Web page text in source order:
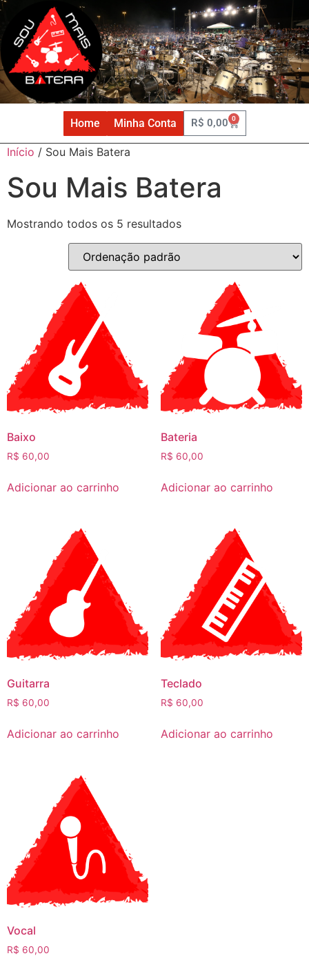
Home Minha Conta R$ 0,00 0
Início / Sou Mais Batera
Sou Mais Batera
Mostrando todos os 5 resultados
Baixo
R$ 60,00
Adicionar ao carrinho
Bateria
R$ 60,00
Adicionar ao carrinho
Guitarra
R$ 60,00
Adicionar ao carrinho
Teclado
R$ 60,00
Adicionar ao carrinho
Vocal
R$ 60,00